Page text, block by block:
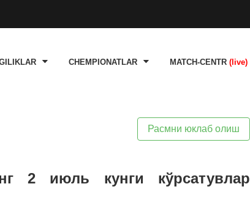
CHEMPIONATLAR MATCH-CENTR (live)
Расмни юклаб олиш
2 июль кунги кўрсатувлар